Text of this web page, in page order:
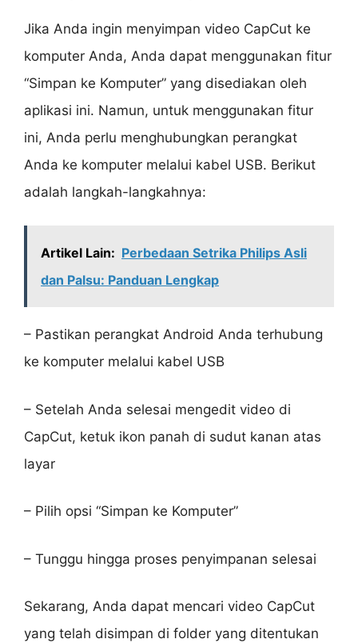
Jika Anda ingin menyimpan video CapCut ke
komputer Anda, Anda dapat menggunakan fitur
“Simpan ke Komputer” yang disediakan oleh
aplikasi ini. Namun, untuk menggunakan fitur
ini, Anda perlu menghubungkan perangkat
Anda ke komputer melalui kabel USB. Berikut
adalah langkah-langkahnya:
Artikel Lain: Perbedaan Setrika Philips Asli
dan Palsu: Panduan Lengkap
– Pastikan perangkat Android Anda terhubung
ke komputer melalui kabel USB
– Setelah Anda selesai mengedit video di
CapCut, ketuk ikon panah di sudut kanan atas
layar
– Pilih opsi “Simpan ke Komputer”
– Tunggu hingga proses penyimpanan selesai
Sekarang, Anda dapat mencari video CapCut
yang telah disimpan di folder yang ditentukan